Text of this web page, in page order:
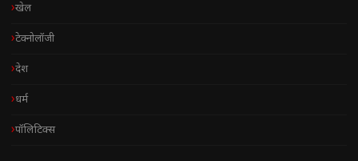
खेल
टेक्नोलॉजी
देश
धर्म
पॉलिटिक्स